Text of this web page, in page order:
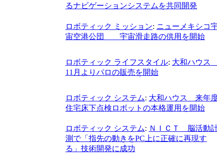
るナビゲーションシステムを共同開発
ロボティック ミッション: ニューメキシコ
宙空港公団 宇宙滑走路の供用を開始
ロボティック ライフスタイル: 大和ハウ
11月よりパロの販売を開始
ロボティック システム: 大和ハウス 来年
住宅床下点検ロボットの本格運用を開始
ロボティック システム: ＮＩＣＴ 脳活動
測で「指先の動きをPC上に正確に再現す
る」技術開発に成功